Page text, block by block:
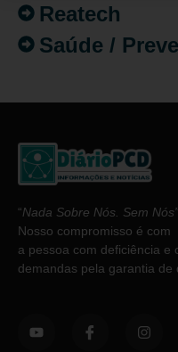
Reatech
Saúde /
“Nada Sobre Nós. Sem Nós”
Nosso compromisso é com
a pessoa com deficiência e
demandas pela garantia de